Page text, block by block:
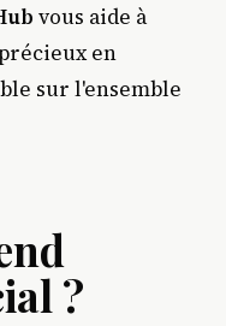
vous aide à
en
sur l'ensemble
?